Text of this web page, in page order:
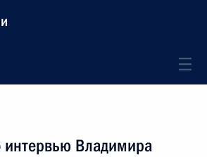
интервью Владимира